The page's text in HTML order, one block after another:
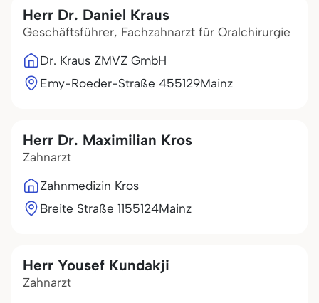
Herr Dr. Daniel Kraus
Geschäftsführer, Fachzahnarzt für Oralchirurgie
Dr. Kraus ZMVZ GmbH
Emy-Roeder-Straße 455129Mainz
Herr Dr. Maximilian Kros
Zahnarzt
Zahnmedizin Kros
Breite Straße 1155124Mainz
Herr Yousef Kundakji
Zahnarzt